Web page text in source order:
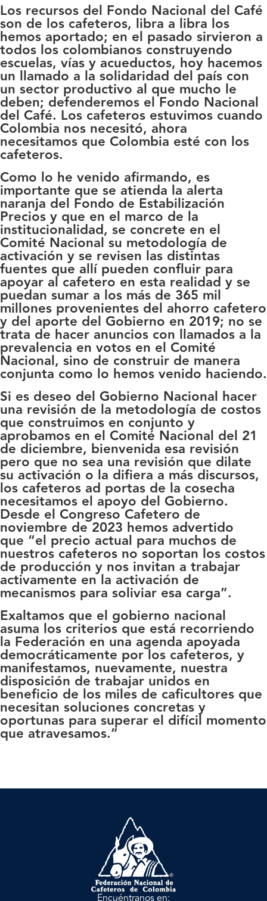
Los recursos del Fondo Nacional del Café
son de los cafeteros, libra a libra los
hemos aportado; en el pasado sirvieron a
todos los colombianos construyendo
escuelas, vías y acueductos, hoy hacemos
un llamado a la solidaridad del país con
un sector productivo al que mucho le
deben; defenderemos el Fondo Nacional
del Café. Los cafeteros estuvimos cuando
Colombia nos necesitó, ahora
necesitamos que Colombia esté con los
cafeteros.
Como lo he venido afirmando, es
importante que se atienda la alerta
naranja del Fondo de Estabilización
Precios y que en el marco de la
institucionalidad, se concrete en el
Comité Nacional su metodología de
activación y se revisen las distintas
fuentes que allí pueden confluir para
apoyar al cafetero en esta realidad y se
puedan sumar a los más de 365 mil
millones provenientes del ahorro cafetero
y del aporte del Gobierno en 2019; no se
trata de hacer anuncios con llamados a la
prevalencia en votos en el Comité
Nacional, sino de construir de manera
conjunta como lo hemos venido haciendo.
Si es deseo del Gobierno Nacional hacer
una revisión de la metodología de costos
que construimos en conjunto y
aprobamos en el Comité Nacional del 21
de diciembre, bienvenida esa revisión
pero que no sea una revisión que dilate
su activación o la difiera a más discursos,
los cafeteros ad portas de la cosecha
necesitamos el apoyo del Gobierno.
Desde el Congreso Cafetero de
noviembre de 2023 hemos advertido
que “el precio actual para muchos de
nuestros cafeteros no soportan los costos
de producción y nos invitan a trabajar
activamente en la activación de
mecanismos para soliviar esa carga”.
Exaltamos que el gobierno nacional
asuma los criterios que está recorriendo
la Federación en una agenda apoyada
democráticamente por los cafeteros, y
manifestamos, nuevamente, nuestra
disposición de trabajar unidos en
beneficio de los miles de caficultores que
necesitan soluciones concretas y
oportunas para superar el difícil momento
que atravesamos.”
Encuéntranos en: